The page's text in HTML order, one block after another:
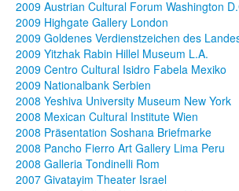
2009 Austrian Cultural Forum Washington
2009 Highgate Gallery London
2009 Goldenes Verdienstzeichen des
2009 Yitzhak Rabin Hillel Museum L.A.
2009 Centro Cultural Isidro Fabela Mexiko
2009 Nationalbank Serbien
2008 Yeshiva University Museum New York
2008 Mexican Cultural Institute Wien
2008 Präsentation Soshana Briefmarke
2008 Pancho Fierro Art Gallery Lima Peru
2008 Galleria Tondinelli Rom
2007 Givatayim Theater Israel